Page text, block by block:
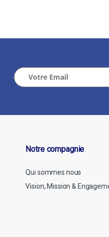
Notre compagnie
Qui sommes nous
Vision, Mission &